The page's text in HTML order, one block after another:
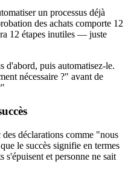
un processus déjà
des achats comporte 12
12 étapes inutiles — juste
d'abord, puis automatisez-le.
nécessaire ?" avant de
déclarations comme "nous
le succès signifie en termes
s'épuisent et personne ne sait